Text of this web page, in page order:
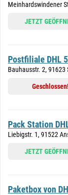
Meinhardswindener
JETZT
Postfiliale DHL
Bauhausstr. 2, 91623
Geschlossen!
Pack Station
Liebigstr. 1, 91522
JETZT
Paketbox von